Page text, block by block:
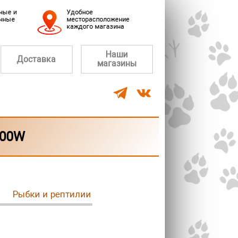
и
Удобное
месторасположение
каждого магазина
Доставка
Наши
магазины
Рыбки и рептилии